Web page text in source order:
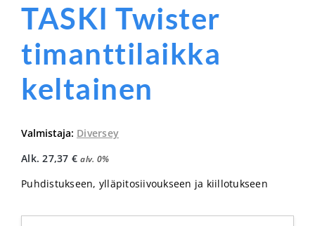
TASKI Twister
timanttilaikka
keltainen
Valmistaja: Diversey
Alk.27,37 € alv. 0%
Puhdistukseen, ylläpitosiivoukseen ja kiillotukseen